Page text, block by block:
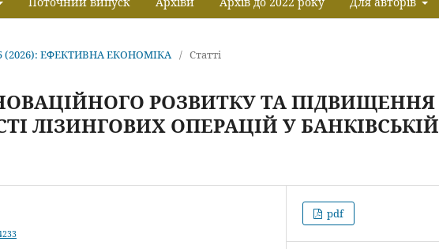
(2026): ЕФЕКТИВНА ЕКОНОМІКА / Статті
РОЗВИТКУ ТА ПІДВИЩЕННЯ
ЛІЗИНГОВИХ ОПЕРАЦІЙ У БАНКІВСЬКІЙ
pdf